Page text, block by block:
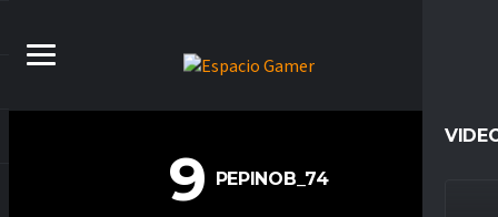
9 PEPINOB_74